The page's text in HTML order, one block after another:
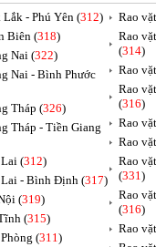
- Phú Yên (312)
Biên (318)
Nai (322)
Nai - Bình Phước
Tháp (326)
Tháp - Tiền Giang
(312)
Lai - Bình Định (317)
(319)
(315)
(311)
Rao
Rao
(314)
Rao
Rao
(316)
Rao
Rao
Rao
(331)
Rao
(316)
Rao